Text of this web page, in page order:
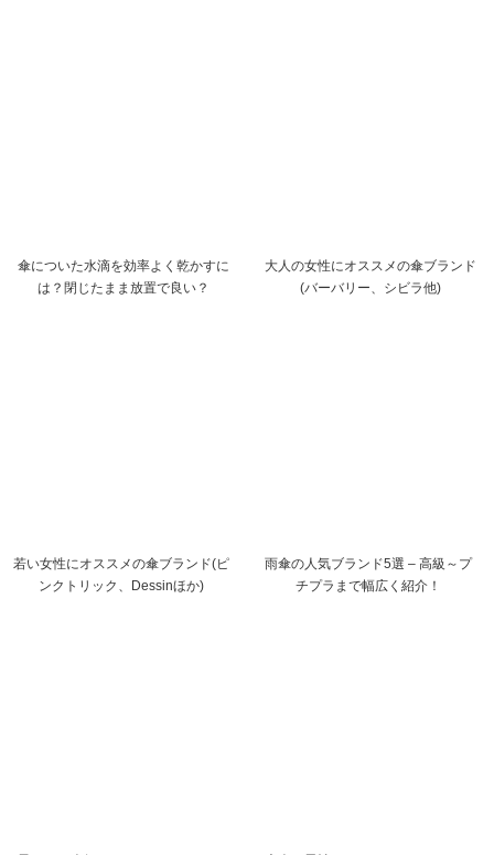
傘についた水滴を効率よく乾かすに
は？閉じたまま放置で良い？
大人の女性にオススメの傘ブランド
(バーバリー、シビラ他)
若い女性にオススメの傘ブランド(ピ
ンクトリック、Dessinほか)
雨傘の人気ブランド5選 – 高級～プ
チプラまで幅広く紹介！